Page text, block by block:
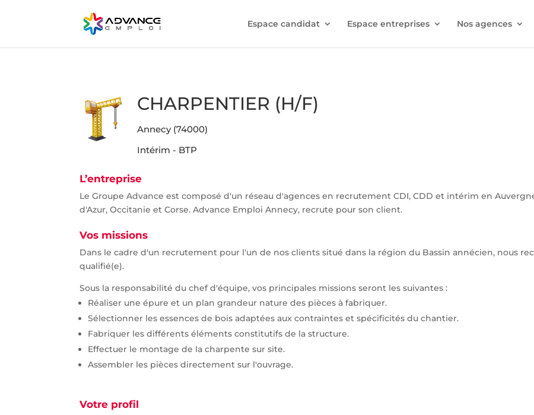
Espace candidat Espace entreprises Nos agences
CHARPENTIER (H/F)
Annecy (74000)
Intérim - BTP
L’entreprise
Le Groupe Advance est composé d'un réseau d'agences en recrutement CDI, CDD et intérim en
d'Azur, Occitanie et Corse. Advance Emploi Annecy, recrute pour son client.
Vos missions
Dans le cadre d'un recrutement pour l'un de nos clients situé dans la région du Bassin annécien, nous
qualifié(e).
Sous la responsabilité du chef d'équipe, vos principales missions seront les suivantes :
Réaliser une épure et un plan grandeur nature des pièces à fabriquer.
Sélectionner les essences de bois adaptées aux contraintes et spécificités du chantier.
Fabriquer les différents éléments constitutifs de la structure.
Effectuer le montage de la charpente sur site.
Assembler les pièces directement sur l'ouvrage.
Votre profil